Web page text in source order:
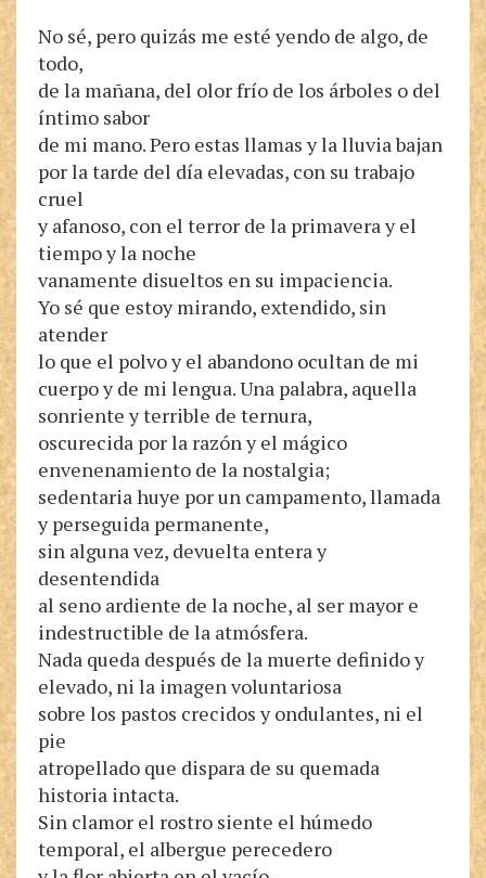
No sé, pero quizás me esté yendo de algo, de
todo,
de la mañana, del olor frío de los árboles o del
íntimo sabor
de mi mano. Pero estas llamas y la lluvia bajan
por la tarde del día elevadas, con su trabajo
cruel
y afanoso, con el terror de la primavera y el
tiempo y la noche
vanamente disueltos en su impaciencia.
Yo sé que estoy mirando, extendido, sin
atender
lo que el polvo y el abandono ocultan de mi
cuerpo y de mi lengua. Una palabra, aquella
sonriente y terrible de ternura,
oscurecida por la razón y el mágico
envenenamiento de la nostalgia;
sedentaria huye por un campamento, llamada
y perseguida permanente,
sin alguna vez, devuelta entera y
desentendida
al seno ardiente de la noche, al ser mayor e
indestructible de la atmósfera.
Nada queda después de la muerte definido y
elevado, ni la imagen voluntariosa
sobre los pastos crecidos y ondulantes, ni el
pie
atropellado que dispara de su quemada
historia intacta.
Sin clamor el rostro siente el húmedo
temporal, el albergue perecedero